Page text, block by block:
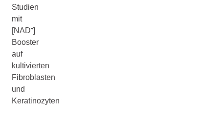
Studien
mit
[NAD⁺]
Booster
auf
kultivierten
Fibroblasten
und
Keratinozyten